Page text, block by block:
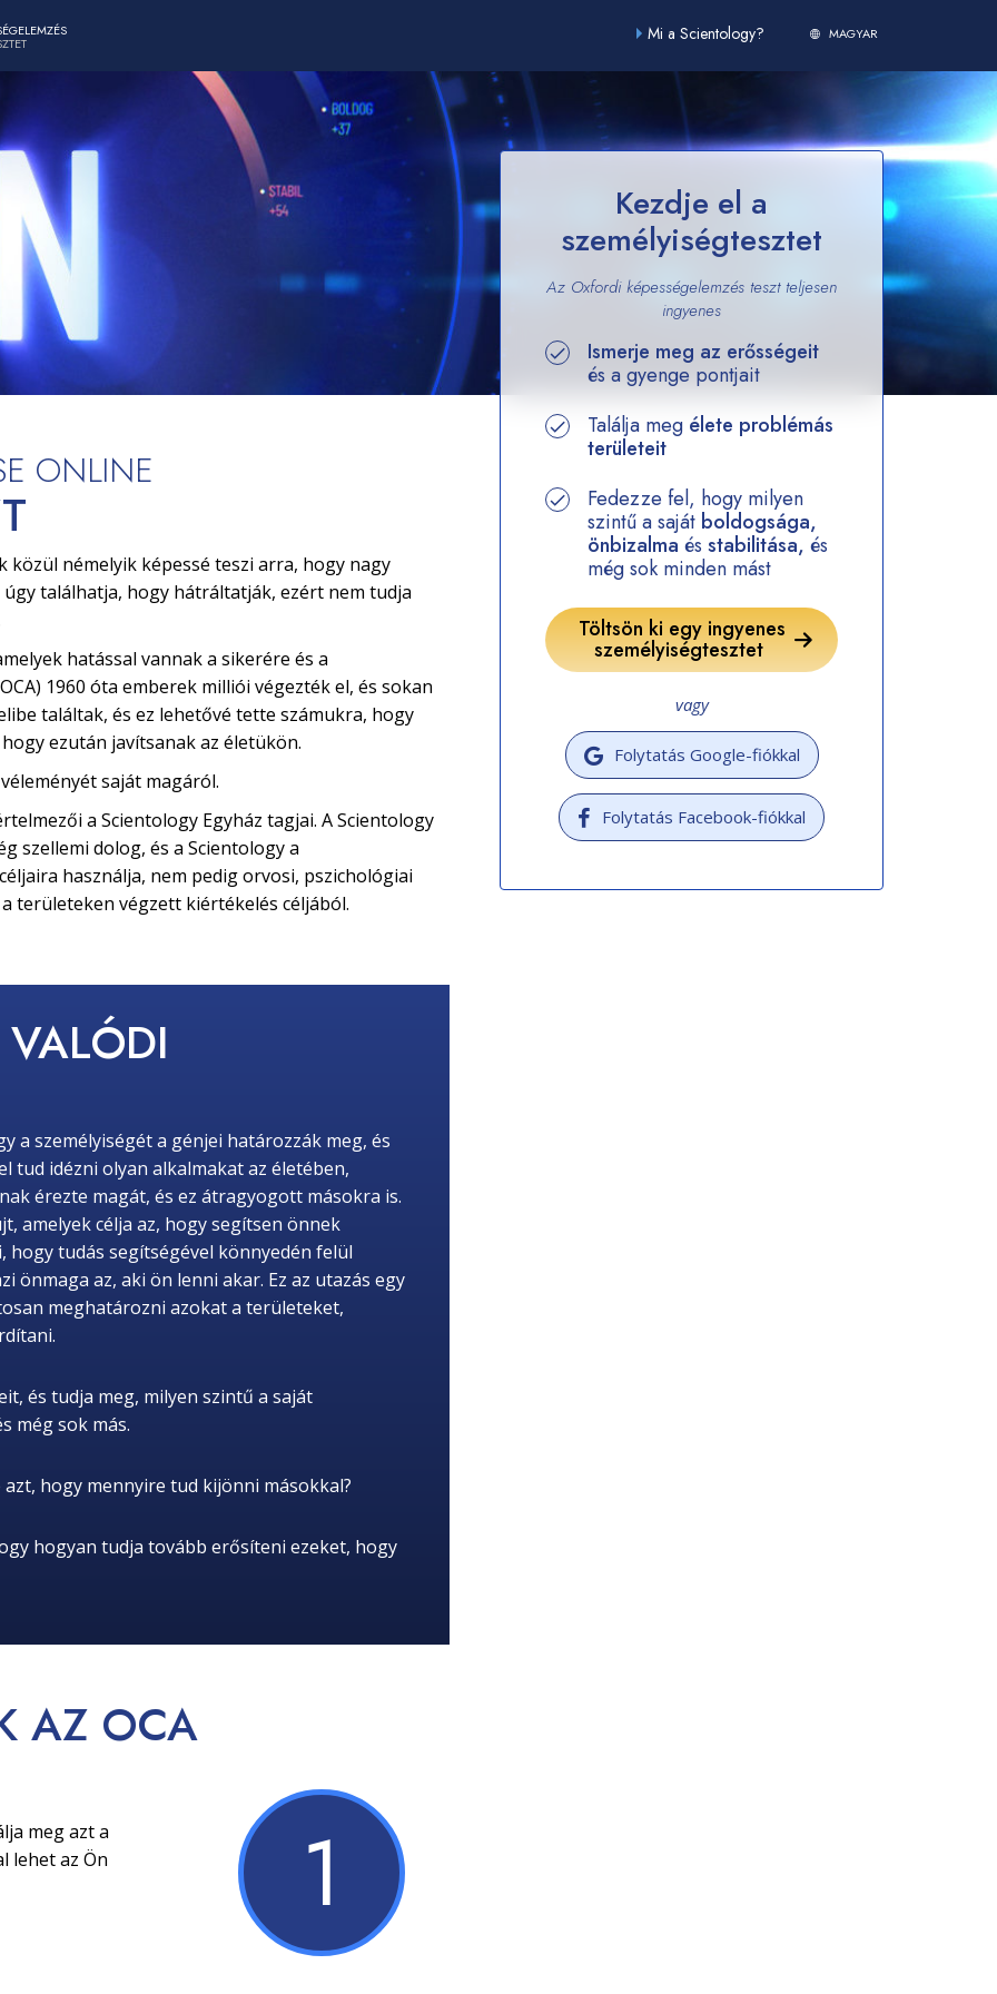
Mi a Scientology? MAGYAR
Kezdje el a
személyiségtesztet
Az Oxfordi képességelemzés teszt teljesen
ingyenes
Ismerje meg az erősségeit
és a gyenge pontjait
Találja meg élete problémás
területeit
Fedezze fel, hogy milyen
szintű a saját boldogsága,
önbizalma és stabilitása, és
még sok minden mást
Töltsön ki egy ingyenes
személyiségtesztet
vagy
Folytatás Google-fiókkal
Folytatás Facebook-fiókkal
ONLINE
közül némelyik képessé teszi arra, hogy nagy
találhatja, hogy hátráltatják, ezért nem tudja
hatással vannak a sikerére és a
1960 óta emberek milliói végezték el, és sokan
találtak, és ez lehetővé tette számukra, hogy
ezután javítsanak az életükön.
saját magáról.
a Scientology Egyház tagjai. A Scientology
szellemi dolog, és a Scientology a
használja, nem pedig orvosi, pszichológiai
területeken végzett kiértékelés céljából.
VALÓDI
a személyiségét a génjei határozzák meg, és
tud idézni olyan alkalmakat az életében,
érezte magát, és ez átragyogott másokra is.
amelyek célja az, hogy segítsen önnek
tudás segítségével könnyedén felül
önmaga az, aki ön lenni akar. Ez az utazás egy
meghatározni azokat a területeket,
és tudja meg, milyen szintű a saját
még sok más.
hogy mennyire tud kijönni másokkal?
hogyan tudja tovább erősíteni ezeket, hogy
AZ OCA
meg azt a
lehet az Ön
1